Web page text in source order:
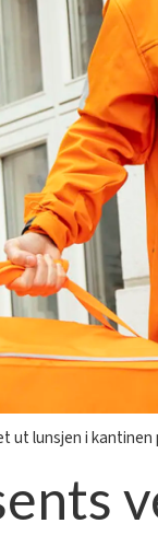
ut lunsjen i